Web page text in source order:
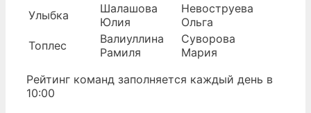
Улыбка
Шалашова
Юлия
Невоструева
Ольга
Топлес
Валиуллина
Рамиля
Суворова
Мария
Рейтинг команд заполняется каждый день в
10:00